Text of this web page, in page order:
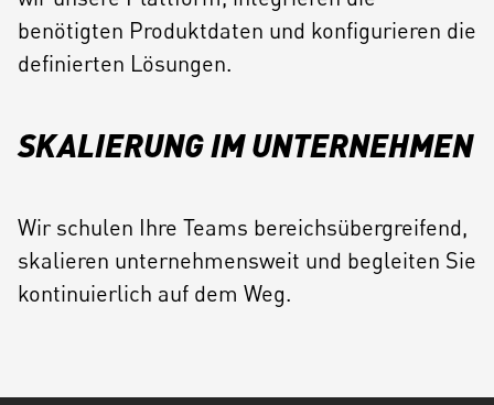
benötigten Produktdaten und konfigurieren die
definierten Lösungen.
SKALIERUNG IM UNTERNEHMEN
Wir schulen Ihre Teams bereichsübergreifend,
skalieren unternehmensweit und begleiten Sie
kontinuierlich auf dem Weg.